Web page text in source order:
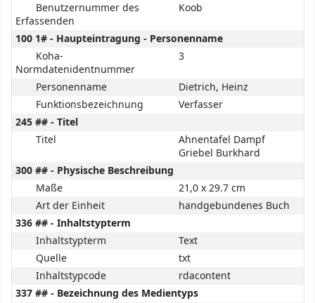
Benutzernummer des
Erfassenden
Koob
100 1# - Haupteintragung - Personenname
Koha-
Normdatenidentnummer
3
Personenname
Dietrich, Heinz
Funktionsbezeichnung
Verfasser
245 ## - Titel
Titel
Ahnentafel Dampf
Griebel Burkhard
300 ## - Physische Beschreibung
Maße
21,0 x 29.7 cm
Art der Einheit
handgebundenes Buch
336 ## - Inhaltstypterm
Inhaltstypterm
Text
Quelle
txt
Inhaltstypcode
rdacontent
337 ## - Bezeichnung des Medientyps